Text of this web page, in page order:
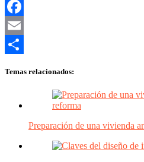
Twitter
Facebook
Email
Temas relacionados:
Preparación de una vivienda